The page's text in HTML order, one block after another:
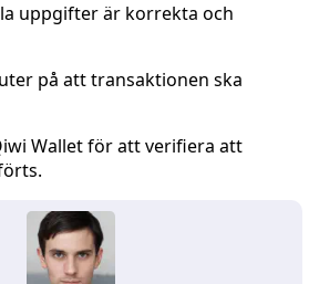
uppgifter är korrekta och
på att transaktionen ska
Wallet för att verifiera att